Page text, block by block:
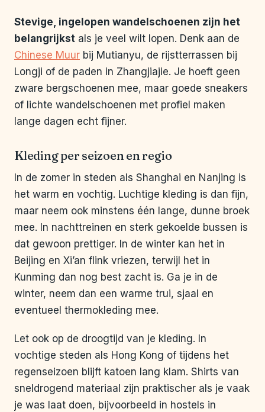
Stevige, ingelopen wandelschoenen zijn het
belangrijkst als je veel wilt lopen. Denk aan de
Chinese Muur bij Mutianyu, de rijstterrassen bij
Longji of de paden in Zhangjiajie. Je hoeft geen
zware bergschoenen mee, maar goede sneakers
of lichte wandelschoenen met profiel maken
lange dagen echt fijner.
Kleding per seizoen en regio
In de zomer in steden als Shanghai en Nanjing is
het warm en vochtig. Luchtige kleding is dan fijn,
maar neem ook minstens één lange, dunne broek
mee. In nachttreinen en sterk gekoelde bussen is
dat gewoon prettiger. In de winter kan het in
Beijing en Xi’an flink vriezen, terwijl het in
Kunming dan nog best zacht is. Ga je in de
winter, neem dan een warme trui, sjaal en
eventueel thermokleding mee.
Let ook op de droogtijd van je kleding. In
vochtige steden als Hong Kong of tijdens het
regenseizoen blijft katoen lang klam. Shirts van
sneldrogend materiaal zijn praktischer als je vaak
je was laat doen, bijvoorbeeld in hostels in